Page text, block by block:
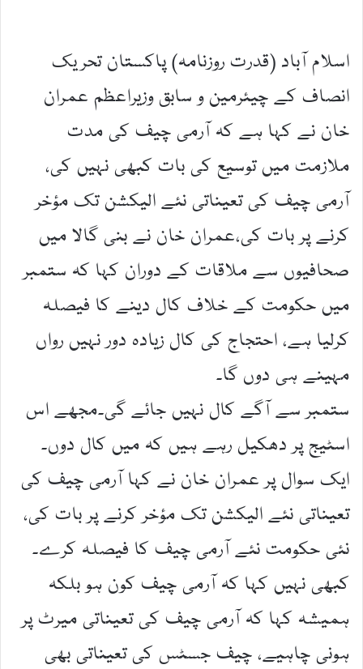
اسلام آباد (قدرت روزنامہ) پاکستان تحریک
انصاف کے چیئرمین و سابق وزیراعظم عمران
خان نے کہا ہے کہ آرمی چیف کی مدت
ملازمت میں توسیع کی بات کبھی نہیں کی،
آرمی چیف کی تعیناتی نئے الیکشن تک مؤخر
کرنے پر بات کی،عمران خان نے بنی گالا میں
صحافیوں سے ملاقات کے دوران کہا کہ ستمبر
میں حکومت کے خلاف کال دینے کا فیصلہ
کرلیا ہے، احتجاج کی کال زیادہ دور نہیں رواں
مہینے ہی دوں گا۔
ستمبر سے آگے کال نہیں جائے گی۔مجھے اس
اسٹیج پر دھکیل رہے ہیں کہ میں کال دوں۔
ایک سوال پر عمران خان نے کہا آرمی چیف کی
تعیناتی نئے الیکشن تک مؤخر کرنے پر بات کی،
نئی حکومت نئے آرمی چیف کا فیصلہ کرے۔
کبھی نہیں کہا کہ آرمی چیف کون ہو بلکہ
ہمیشہ کہا کہ آرمی چیف کی تعیناتی میرٹ پر
ہونی چاہیے، چیف جسٹس کی تعیناتی بھی